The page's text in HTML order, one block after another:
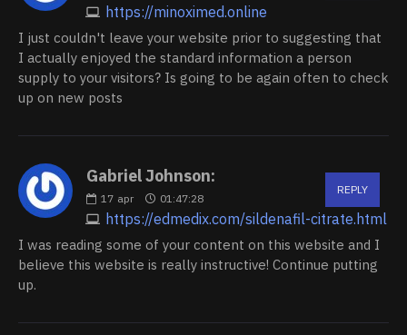
https://minoximed.online
I just couldn't leave your website prior to suggesting that
I actually enjoyed the standard information a person
supply to your visitors? Is going to be again often to check
up on new posts
Gabriel Johnson:
17 apr 01:47:28
https://edmedix.com/sildenafil-citrate.html
REPLY
I was reading some of your content on this website and I
believe this website is really instructive! Continue putting
up.